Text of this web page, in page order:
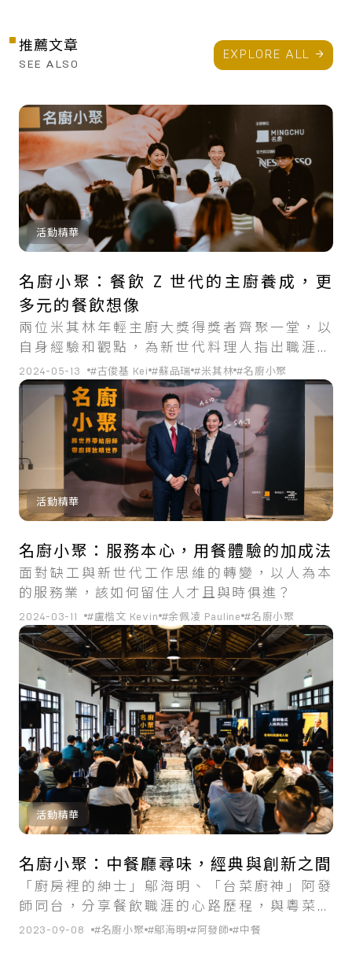
推薦文章
SEE ALSO
EXPLORE ALL
活動精華
名廚小聚：餐飲 Z 世代的主廚養成，更
多元的餐飲想像
兩位米其林年輕主廚大獎得獎者齊聚一堂，以
自身經驗和觀點，為新世代料理人指出職涯前
進方向。
2024-05-13 #古俊基 Kei #蘇品瑞 #米其林 #名廚小聚
活動精華
名廚小聚：服務本心，用餐體驗的加成法
面對缺工與新世代工作思維的轉變，以人為本
的服務業，該如何留住人才且與時俱進？
2024-03-11 #盧楷文 Kevin #余佩凌 Pauline #名廚小聚
活動精華
名廚小聚：中餐廳尋味，經典與創新之間
「廚房裡的紳士」鄔海明、「台菜廚神」阿發
師同台，分享餐飲職涯的心路歷程，與粵菜和
台菜如何在經典中萌發創新之舉。
2023-09-08 #名廚小聚 #鄔海明 #阿發師 #中餐